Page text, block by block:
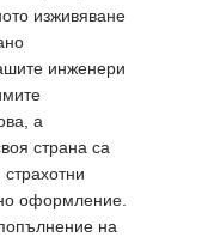
изживяване
инженери
а
страна са
оформление.
на